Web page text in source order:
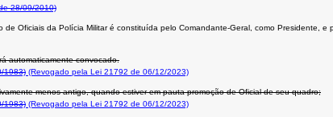
28/09/2010)
de Oficiais da Polícia Militar é constituída pelo Comandante-Geral, como Presidente,
automaticamente convocado.
1983) (Revogado pela Lei 21792 de 06/12/2023)
menos antigo, quando estiver em pauta promoção de Oficial de seu quadro;
1983) (Revogado pela Lei 21792 de 06/12/2023)